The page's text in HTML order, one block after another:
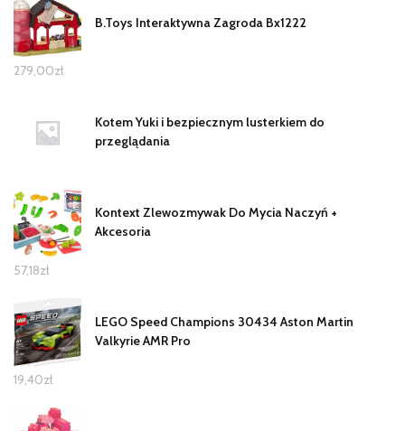
B.Toys Interaktywna Zagroda Bx1222
279,00zł
Kotem Yuki i bezpiecznym lusterkiem do
przeglądania
Kontext Zlewozmywak Do Mycia Naczyń +
Akcesoria
57,18zł
LEGO Speed Champions 30434 Aston Martin
Valkyrie AMR Pro
19,40zł